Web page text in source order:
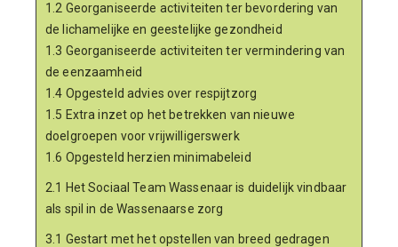
1.2 Georganiseerde activiteiten ter bevordering van
de lichamelijke en geestelijke gezondheid
1.3 Georganiseerde activiteiten ter vermindering van
de eenzaamheid
1.4 Opgesteld advies over respijtzorg
1.5 Extra inzet op het betrekken van nieuwe
doelgroepen voor vrijwilligerswerk
1.6 Opgesteld herzien minimabeleid
2.1 Het Sociaal Team Wassenaar is duidelijk vindbaar
als spil in de Wassenaarse zorg
3.1 Gestart met het opstellen van breed gedragen